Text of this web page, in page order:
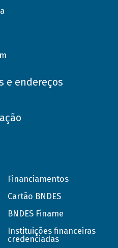
e endereços
Financiamentos
Cartão BNDES
BNDES Finame
Instituições financeiras
credenciadas